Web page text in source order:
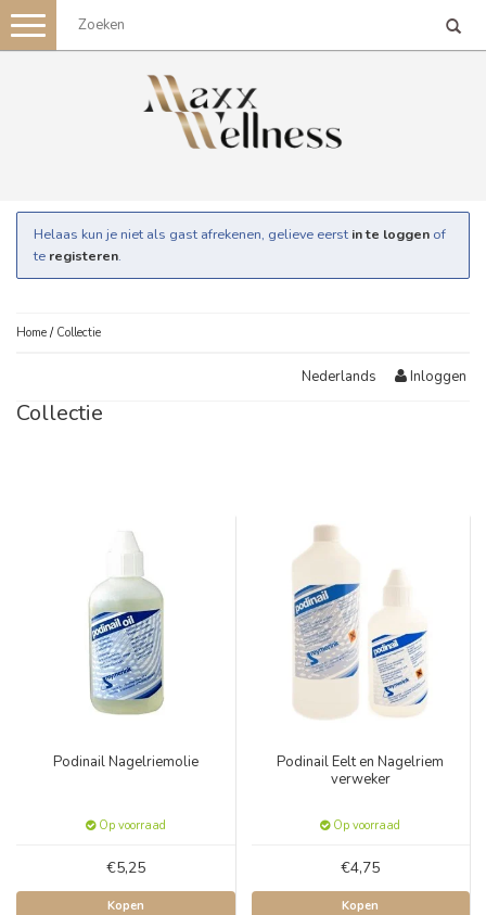
Toggle
navigation
Helaas kun je niet als gast afrekenen, gelieve eerst in te loggen of
te registeren.
Home / Collectie
Nederlands Inloggen
Collectie
Podinail Nagelriemolie
Op voorraad
€5,25
Kopen
Podinail Eelt en Nagelriem
verweker
Op voorraad
€4,75
Kopen